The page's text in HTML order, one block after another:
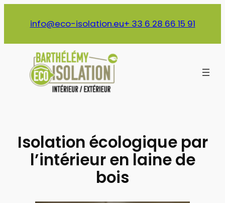
info@eco-isolation.eu+ 33 6 28 66 15 91
Isolation écologique par
l’intérieur en laine de
bois